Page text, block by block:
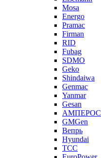
Mosa
Energo
Pramac
Firman
RID
Fubag
SDMO
Geko
Shindaiwa
Genmac
Yanmar
Gesan
АМПЕРОС
GMGen
Вепрь
Hyundai
ТСС